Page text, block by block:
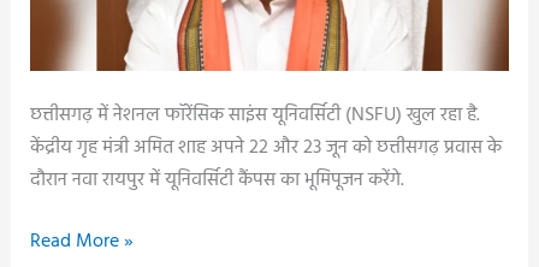
की
हत्या,
हफ्ते
में
5
लोगों
छत्तीसगढ़ में नेशनल फॉरेंसिक साइंस यूनिवर्सिटी (NSFU) खुल रहा है.
केंद्रीय गृह मंत्री अमित शाह अपने 22 और 23 जून को छत्तीसगढ़ प्रवास के
दौरान नवा रायपुर में यूनिवर्सिटी कैंपस का भूमिपूजन करेंगे.
बड़ी
Read More »